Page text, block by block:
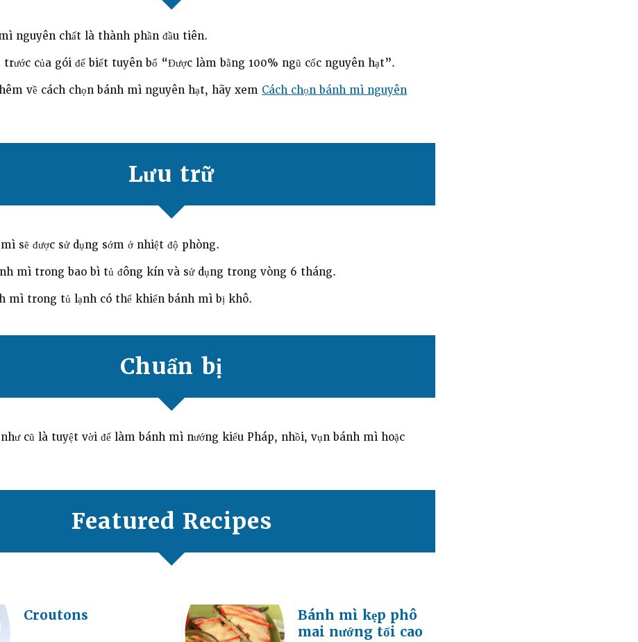
nguyên chất là thành phần đầu tiên.
của gói để biết tuyên bố “Được làm bằng 100% ngũ cốc nguyên hạt”.
về cách chọn bánh mì nguyên hạt, hãy xem Cách chọn bánh mì nguyên
Lưu trữ
sẽ được sử dụng sớm ở nhiệt độ phòng.
mì trong bao bì tủ đông kín và sử dụng trong vòng 6 tháng.
mì trong tủ lạnh có thể khiến bánh mì bị khô.
Chuẩn bị
cũ là tuyệt vời để làm bánh mì nướng kiểu Pháp, nhồi, vụn bánh mì hoặc
Featured Recipes
Croutons
Bánh mì kẹp phô
mai nướng tối cao